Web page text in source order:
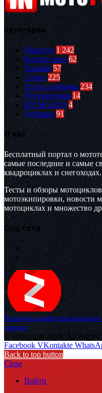
Категории
Новости 1 242
Кастом зона 62
Youtube 57
Спорт 225
Тесты и обзоры 234
Путешествия 14
EICMA2019 4
Рубрики 91
О нас
Бесплатный портал о
самые последние и самые
квадроциклах и снегоходах.
Тесты и обзоры
мотоэкипировки, новости
мотоциклах и множество
Соц.сети
Политика
данных
© Copyright 2026, All Rights
Facebook VKontakte
Back to top button
Close
Войти